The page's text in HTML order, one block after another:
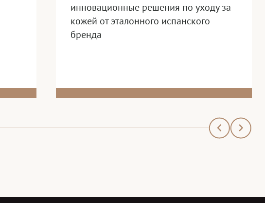
инновационные решения по уходу за
кожей от эталонного испанского
бренда